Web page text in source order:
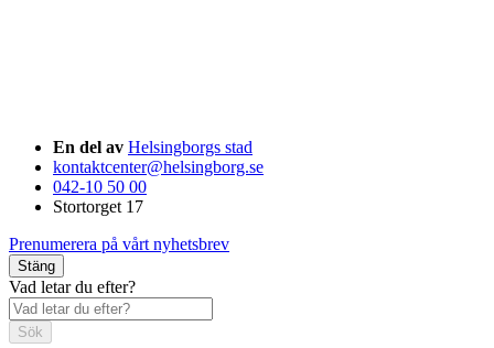
En del av Helsingborgs stad
kontaktcenter@helsingborg.se
042-10 50 00
Stortorget 17
Prenumerera på vårt nyhetsbrev
Stäng
Vad letar du efter?
Sök